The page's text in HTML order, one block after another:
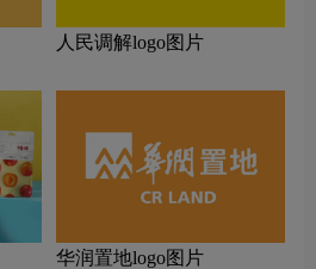
人民调解logo图片
华润置地logo图片